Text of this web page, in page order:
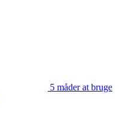
5 måder at bruge